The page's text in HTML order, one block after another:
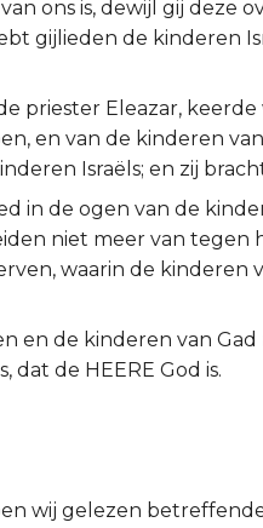
ons is, dewijl gij deze
gijlieden de kinderen
priester Eleazar,
en van de kinderen
Israëls; en zij
in de ogen van de
niet meer van
waarin de kinderen
en de kinderen van
dat de HEERE God is.
wij gelezen